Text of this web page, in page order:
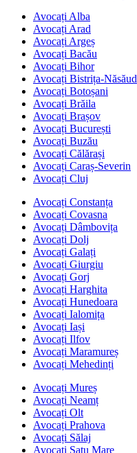
Avocați Alba
Avocați Arad
Avocați Argeș
Avocați Bacău
Avocați Bihor
Avocați Bistrița-Năsăud
Avocați Botoșani
Avocați Brăila
Avocați Brașov
Avocați București
Avocați Buzău
Avocați Călărași
Avocați Caraș-Severin
Avocați Cluj
Avocați Constanța
Avocați Covasna
Avocați Dâmbovița
Avocați Dolj
Avocați Galați
Avocați Giurgiu
Avocați Gorj
Avocați Harghita
Avocați Hunedoara
Avocați Ialomița
Avocați Iași
Avocați Ilfov
Avocați Maramureș
Avocați Mehedinți
Avocați Mureș
Avocați Neamț
Avocați Olt
Avocați Prahova
Avocați Sălaj
Avocați Satu Mare